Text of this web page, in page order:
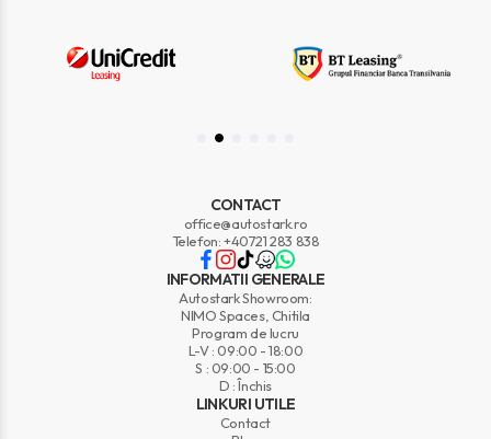
CONTACT
office@autostark.ro
Telefon: +40721 283 838
INFORMATII GENERALE
Autostark Showroom:
NIMO Spaces, Chitila
Program de lucru
L-V : 09:00 - 18:00
S : 09:00 - 15:00
D : Închis
LINKURI UTILE
Contact